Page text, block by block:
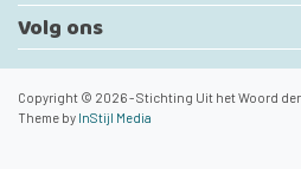
Volg ons
Copyright © 2026 - Stichting Uit het Woord der
Theme by InStijl Media